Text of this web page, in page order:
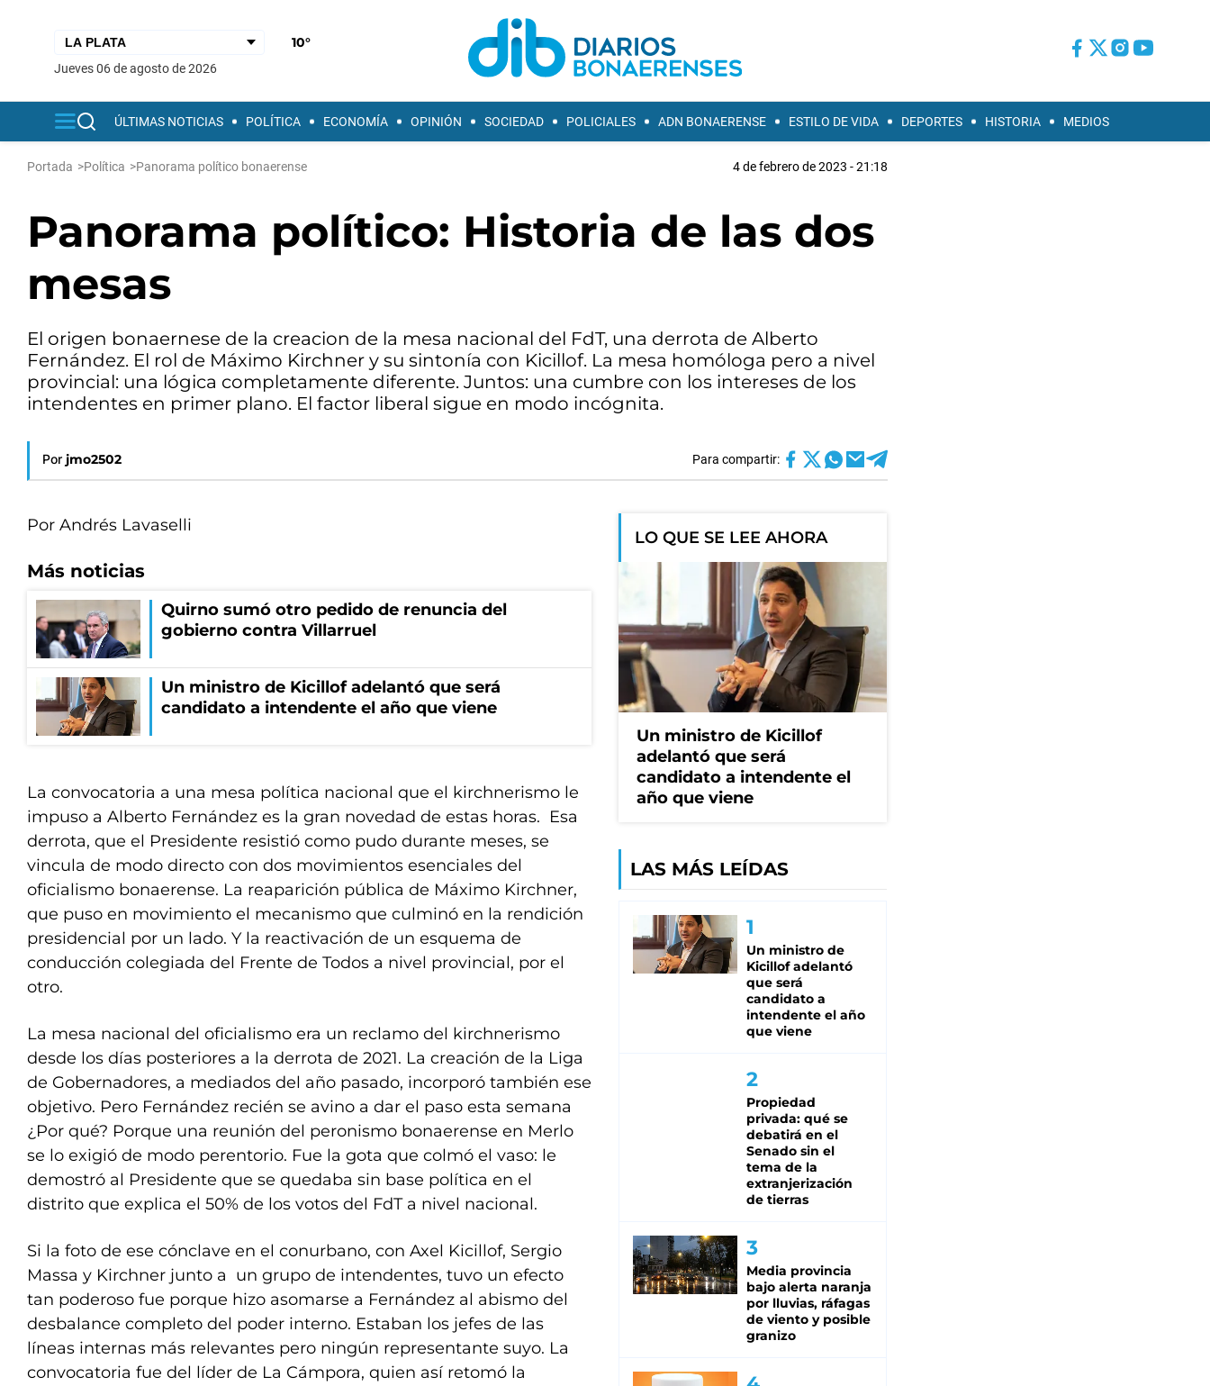
10°
jueves 06 de agosto de 2026
ÚLTIMAS NOTICIAS POLÍTICA ECONOMÍA OPINIÓN SOCIEDAD POLICIALES ADN BONAERENSE ESTILO DE VIDA DEPORTES HISTORIA MEDIOS
Portada >Política >Panorama político bonaerense 4 de febrero de 2023 - 21:18
Panorama político: Historia de las dos
mesas
El origen bonaernese de la creacion de la mesa nacional del FdT, una derrota de Alberto
Fernández. El rol de Máximo Kirchner y su sintonía con Kicillof. La mesa homóloga pero a nivel
provincial: una lógica completamente diferente. Juntos: una cumbre con los intereses de los
intendentes en primer plano. El factor liberal sigue en modo incógnita.
Por jmo2502 Para compartir:
Por Andrés Lavaselli
Más noticias
Quirno sumó otro pedido de renuncia del
gobierno contra Villarruel
Un ministro de Kicillof adelantó que será
candidato a intendente el año que viene
La convocatoria a una mesa política nacional que el kirchnerismo le
impuso a Alberto Fernández es la gran novedad de estas horas. Esa
derrota, que el Presidente resistió como pudo durante meses, se
vincula de modo directo con dos movimientos esenciales del
oficialismo bonaerense. La reaparición pública de Máximo Kirchner,
que puso en movimiento el mecanismo que culminó en la rendición
presidencial por un lado. Y la reactivación de un esquema de
conducción colegiada del Frente de Todos a nivel provincial, por el
otro.
La mesa nacional del oficialismo era un reclamo del kirchnerismo
desde los días posteriores a la derrota de 2021. La creación de la Liga
de Gobernadores, a mediados del año pasado, incorporó también ese
objetivo. Pero Fernández recién se avino a dar el paso esta semana
¿Por qué? Porque una reunión del peronismo bonaerense en Merlo
se lo exigió de modo perentorio. Fue la gota que colmó el vaso: le
demostró al Presidente que se quedaba sin base política en el
distrito que explica el 50% de los votos del FdT a nivel nacional.
Si la foto de ese cónclave en el conurbano, con Axel Kicillof, Sergio
Massa y Kirchner junto a un grupo de intendentes, tuvo un efecto
tan poderoso fue porque hizo asomarse a Fernández al abismo del
desbalance completo del poder interno. Estaban los jefes de las
líneas internas más relevantes pero ningún representante suyo. La
convocatoria fue del líder de La Cámpora, quien así retomó la
LO QUE SE LEE AHORA
Un ministro de Kicillof
adelantó que será
candidato a intendente el
año que viene
LAS MÁS LEÍDAS
Un ministro de
Kicillof adelantó
que será
candidato a
intendente el año
que viene
Propiedad
privada: qué se
debatirá en el
Senado sin el
tema de la
extranjerización
de tierras
Media provincia
bajo alerta naranja
por lluvias, ráfagas
de viento y posible
granizo